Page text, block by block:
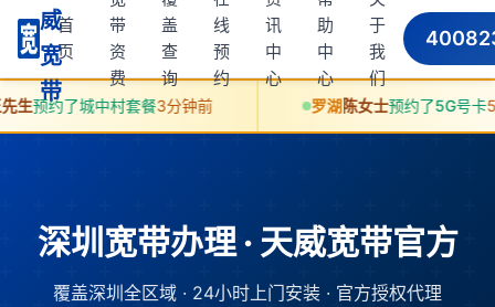
威
宽
带
首
页
带
资
费
盖
查
询
线
预
约
讯
中
心
助
中
心
于
我
们
村套餐3分钟前 预约了5G号卡5分钟前
深圳宽带办理 · 天威宽带官方
覆盖深圳全区域 · 24小时上门安装 · 官方授权代理